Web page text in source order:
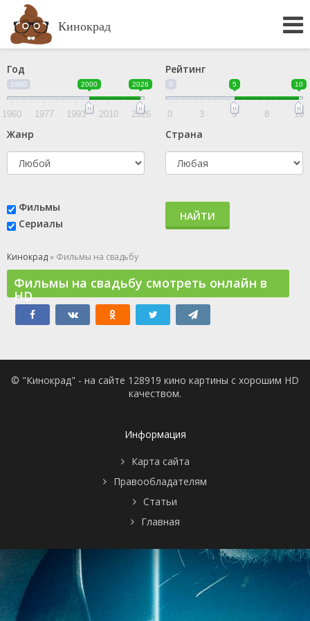
Кинокрад
Год
1960 2000 2026
1960 1977 1993 2010 2026
Рейтинг
0 5 10
0 3 5 8 10
Жанр Страна
Фильмы
Сериалы
НАЙТИ
Кинокрад» Фильмы на свадьбу
Фильмы на свадьбу смотреть онлайн в
HD
© "Кинокрад" - на сайте 128919 кино картины с хорошим HD
качеством.
Информация
Карта сайта
Правообладателям
Статьи
Главная